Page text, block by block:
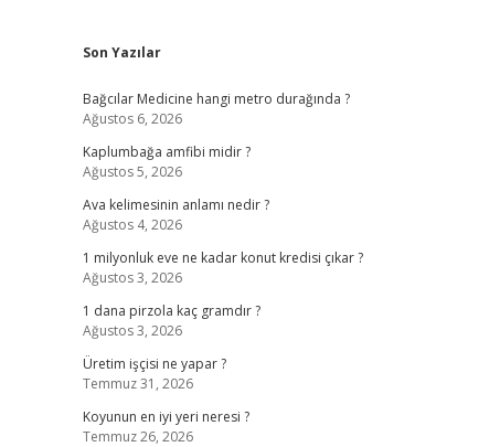
Sidebar
Son Yazılar
Bağcılar Medicine hangi metro durağında ?
Ağustos 6, 2026
Kaplumbağa amfibi midir ?
Ağustos 5, 2026
Ava kelimesinin anlamı nedir ?
Ağustos 4, 2026
1 milyonluk eve ne kadar konut kredisi çıkar ?
Ağustos 3, 2026
1 dana pirzola kaç gramdır ?
Ağustos 3, 2026
Üretim işçisi ne yapar ?
Temmuz 31, 2026
Koyunun en iyi yeri neresi ?
Temmuz 26, 2026